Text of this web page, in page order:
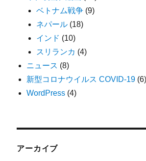
ベトナム戦争 (9)
ネパール (18)
インド (10)
スリランカ (4)
ニュース (8)
新型コロナウイルス COVID-19 (6)
WordPress (4)
アーカイブ